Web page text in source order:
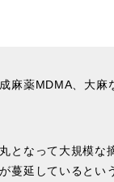
麻薬MDMA、大麻
となって大規模な
蔓延しているとい